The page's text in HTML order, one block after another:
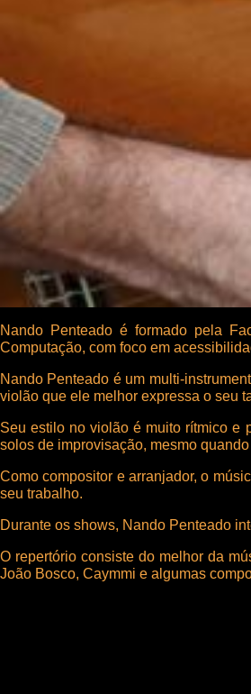
Nando Penteado é formado pela
Computação, com foco em
Nando Penteado é um multi-
violão que ele melhor expressa o seu
Seu estilo no violão é muito rítmico e
solos de improvisação, mesmo
Como compositor e arranjador, o
seu trabalho.
Durante os shows, Nando Penteado
O repertório consiste do melhor da
João Bosco, Caymmi e algumas